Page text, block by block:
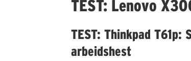
TEST: Lenovo
TEST: Thinkpad T61p:
arbeidshest